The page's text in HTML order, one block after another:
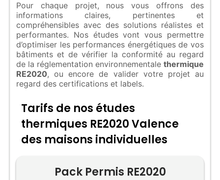
Pour chaque projet, nous vous offrons des
informations claires, pertinentes et
compréhensibles avec des solutions réalistes et
performantes. Nos études vont vous permettre
d’optimiser les performances énergétiques de vos
bâtiments et de vérifier la conformité au regard
de la réglementation environnementale thermique
RE2020, ou encore de valider votre projet au
regard des certifications et labels.
Tarifs de nos études
thermiques RE2020 Valence
des maisons individuelles
Pack Permis RE2020